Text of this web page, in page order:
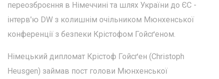
переозброєння в Німеччині та шлях України до ЄС -
інтерв'ю DW з колишнім очільником Мюнхенської
конференції з безпеки Крістофом Гойсґеном.
Німецький дипломат Крістоф Гойсґен (Christoph
Heusgen) займав пост голови Мюнхенської